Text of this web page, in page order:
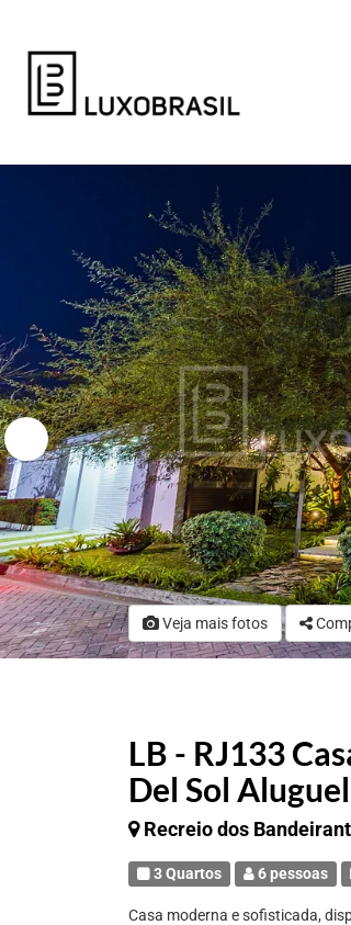
Veja mais fotos
LB - RJ133
Del Sol
Recreio dos
3 Quartos 6 pessoas
Casa moderna e sofisticada,